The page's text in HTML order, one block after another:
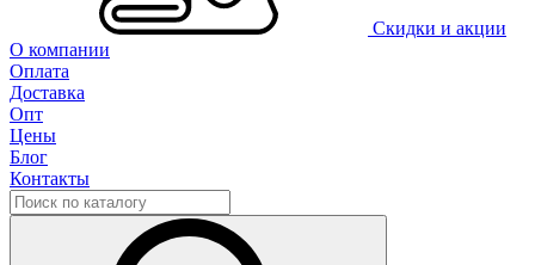
Скидки и акции
О компании
Оплата
Доставка
Опт
Цены
Блог
Контакты